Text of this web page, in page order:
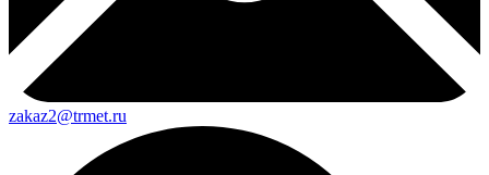
zakaz2@trmet.ru